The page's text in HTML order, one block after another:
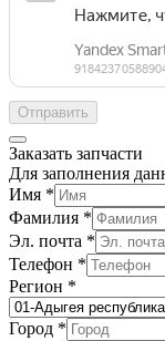
Отправить
Заказать запчасти
Для заполнения
Имя *
Фамилия *
Эл. почта *
Телефон *
Регион *
Город *